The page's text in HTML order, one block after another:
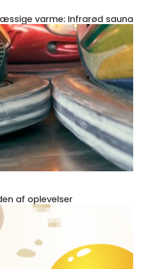
varme: Infrarød sauna
af oplevelser